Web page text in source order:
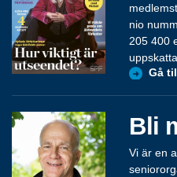
nio
205 400
Gå
Bli
Vi är en